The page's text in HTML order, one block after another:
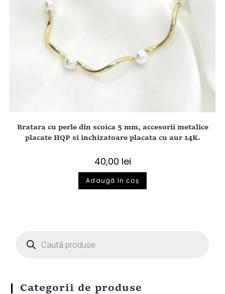
Bratara cu perle din scoica 5 mm, accesorii metalice
placate HQP si inchizatoare placata cu aur 14K.
40,00 lei
Adaugă în coș
Categorii de produse